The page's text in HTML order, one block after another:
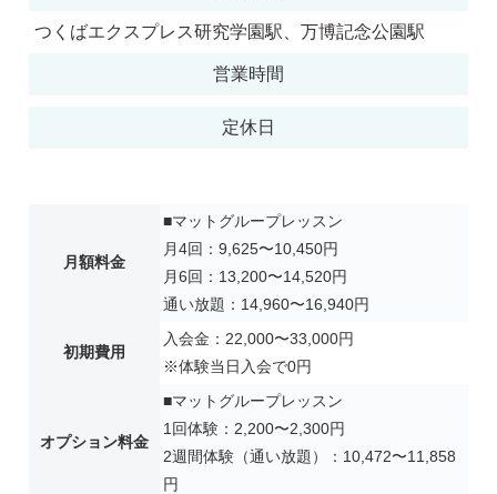
つくばエクスプレス研究学園駅、万博記念公園駅
営業時間
定休日
月額料金
■マットグループレッスン
月4回：9,625〜10,450円
月6回：13,200〜14,520円
通い放題：14,960〜16,940円
初期費用
入会金：22,000〜33,000円
※体験当日入会で0円
オプション料金
■マットグループレッスン
1回体験：2,200〜2,300円
2週間体験（通い放題）：10,472〜11,858
円